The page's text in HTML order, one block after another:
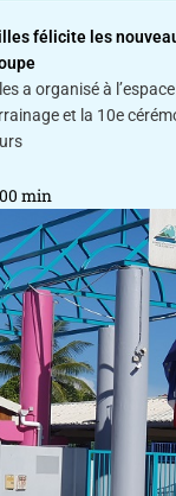
félicite les
a organisé à
et la 10e
min